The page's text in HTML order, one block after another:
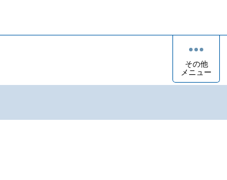
その他
メニュー